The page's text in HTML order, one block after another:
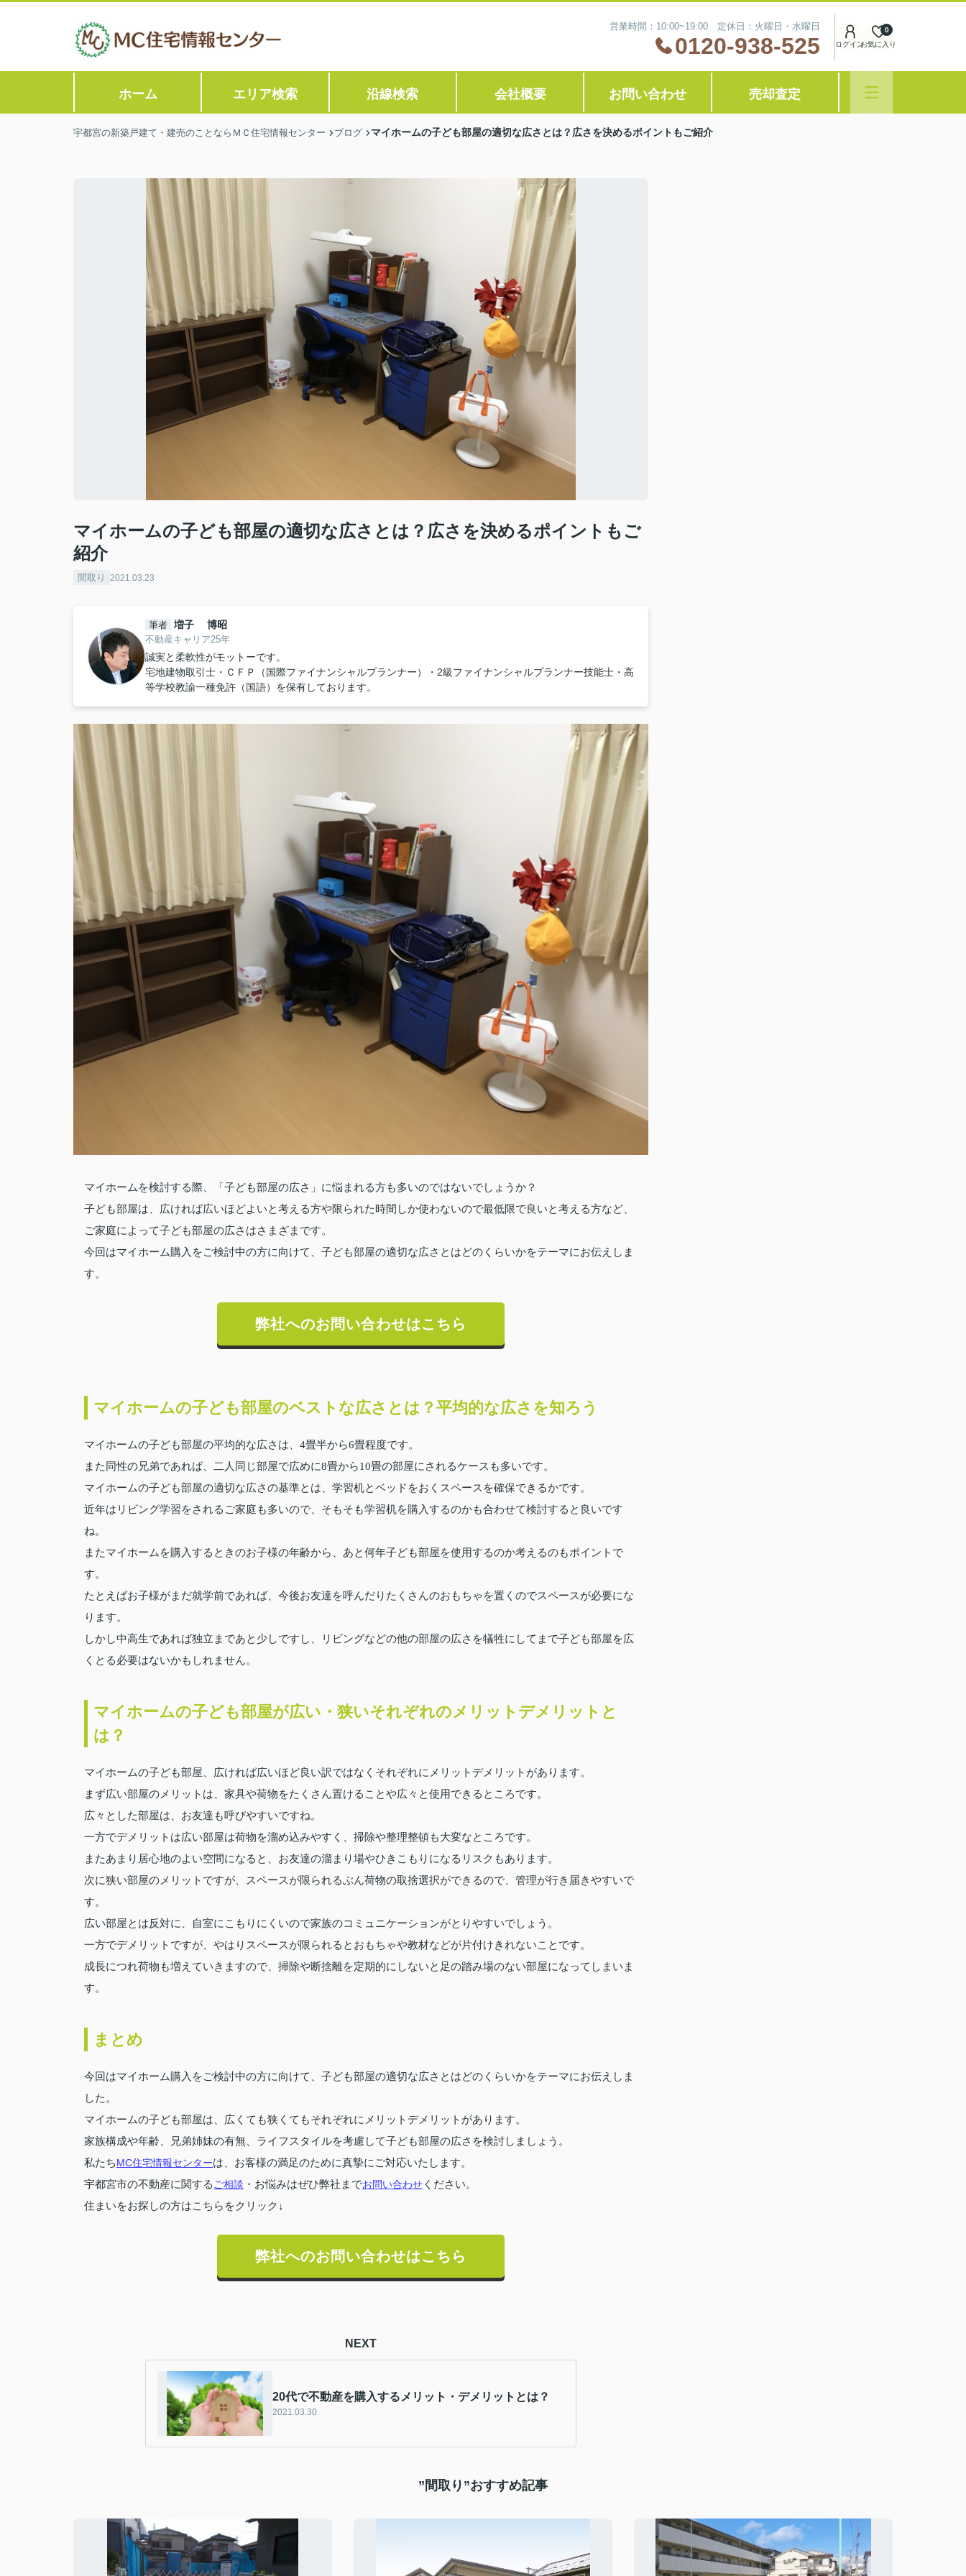
営業時間：10:00~19:00 定休日：火曜日・水曜日
0120-938-525 ログインお気に入り
0
ホーム エリア検索 沿線検索 会社概要 お問い合わせ 売却査定
宇都宮の新築戸建て・建売のことならＭＣ住宅情報センター ブログ マイホームの子ども部屋の適切な広さとは？広さを決めるポイントもご紹介
マイホームの子ども部屋の適切な広さとは？広さを決めるポイントもご
紹介
間取り 2021.03.23
筆者 増子 博昭
不動産キャリア25年
誠実と柔軟性がモットーです。
宅地建物取引士・ＣＦＰ（国際ファイナンシャルプランナー）・2級ファイナンシャルプランナー技能士・高
等学校教諭一種免許（国語）を保有しております。
マイホームを検討する際、「子ども部屋の広さ」に悩まれる方も多いのではないでしょうか？
子ども部屋は、広ければ広いほどよいと考える方や限られた時間しか使わないので最低限で良いと考える方など、
ご家庭によって子ども部屋の広さはさまざまです。
今回はマイホーム購入をご検討中の方に向けて、子ども部屋の適切な広さとはどのくらいかをテーマにお伝えしま
す。
弊社へのお問い合わせはこちら
マイホームの子ども部屋のベストな広さとは？平均的な広さを知ろう
マイホームの子ども部屋の平均的な広さは、4畳半から6畳程度です。
また同性の兄弟であれば、二人同じ部屋で広めに8畳から10畳の部屋にされるケースも多いです。
マイホームの子ども部屋の適切な広さの基準とは、学習机とベッドをおくスペースを確保できるかです。
近年はリビング学習をされるご家庭も多いので、そもそも学習机を購入するのかも合わせて検討すると良いです
ね。
またマイホームを購入するときのお子様の年齢から、あと何年子ども部屋を使用するのか考えるのもポイントで
す。
たとえばお子様がまだ就学前であれば、今後お友達を呼んだりたくさんのおもちゃを置くのでスペースが必要にな
ります。
しかし中高生であれば独立まであと少しですし、リビングなどの他の部屋の広さを犠牲にしてまで子ども部屋を広
くとる必要はないかもしれません。
マイホームの子ども部屋が広い・狭いそれぞれのメリットデメリットと
は？
マイホームの子ども部屋、広ければ広いほど良い訳ではなくそれぞれにメリットデメリットがあります。
まず広い部屋のメリットは、家具や荷物をたくさん置けることや広々と使用できるところです。
広々とした部屋は、お友達も呼びやすいですね。
一方でデメリットは広い部屋は荷物を溜め込みやすく、掃除や整理整頓も大変なところです。
またあまり居心地のよい空間になると、お友達の溜まり場やひきこもりになるリスクもあります。
次に狭い部屋のメリットですが、スペースが限られるぶん荷物の取捨選択ができるので、管理が行き届きやすいで
す。
広い部屋とは反対に、自室にこもりにくいので家族のコミュニケーションがとりやすいでしょう。
一方でデメリットですが、やはりスペースが限られるとおもちゃや教材などが片付けきれないことです。
成長につれ荷物も増えていきますので、掃除や断捨離を定期的にしないと足の踏み場のない部屋になってしまいま
す。
まとめ
今回はマイホーム購入をご検討中の方に向けて、子ども部屋の適切な広さとはどのくらいかをテーマにお伝えしま
した。
マイホームの子ども部屋は、広くても狭くてもそれぞれにメリットデメリットがあります。
家族構成や年齢、兄弟姉妹の有無、ライフスタイルを考慮して子ども部屋の広さを検討しましょう。
私たちMC住宅情報センターは、お客様の満足のために真摯にご対応いたします。
宇都宮市の不動産に関する ご相談 ・お悩みはぜひ弊社までお問い合わせ ください。
住まいをお探しの方はこちらをクリック↓
弊社へのお問い合わせはこちら
NEXT
20代で不動産を購入するメリット・デメリットとは？
2021.03.30
”間取り”おすすめ記事